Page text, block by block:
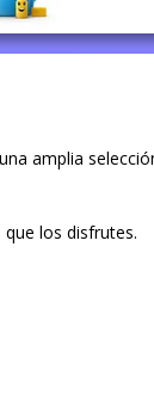
amplia
los disfrutes.